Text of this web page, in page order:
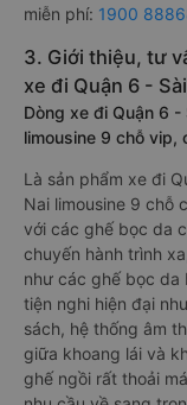
miễn phí: 1900
3. Giới thiệu, tư
xe đi Quận 6 -
Dòng xe đi Quận 6
limousine 9 chỗ vip,
Là sản phẩm xe đi
Nai limousine 9 chỗ
với các ghế bọc da
chuyến hành trình
như các ghế bọc da
tiện nghi hiện đại
sách, hệ thống âm
giữa khoang lái và
ghế ngồi rất thoải